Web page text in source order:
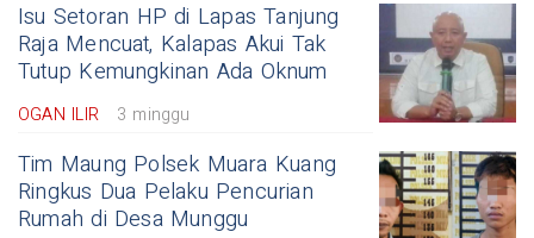
Isu Setoran HP di Lapas Tanjung
Raja Mencuat, Kalapas Akui Tak
Tutup Kemungkinan Ada Oknum
OGAN ILIR 3 minggu
Tim Maung Polsek Muara Kuang
Ringkus Dua Pelaku Pencurian
Rumah di Desa Munggu